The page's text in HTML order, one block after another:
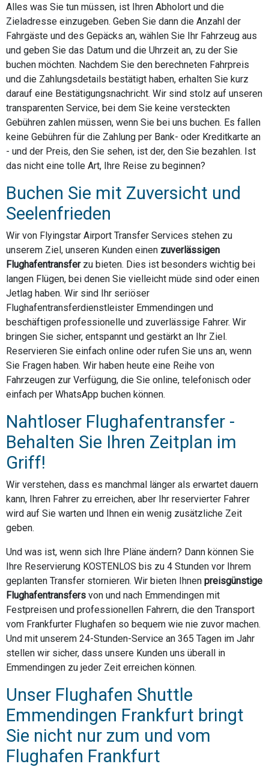
Alles was Sie tun müssen, ist Ihren Abholort und die
Zieladresse einzugeben. Geben Sie dann die Anzahl der
Fahrgäste und des Gepäcks an, wählen Sie Ihr Fahrzeug aus
und geben Sie das Datum und die Uhrzeit an, zu der Sie
buchen möchten. Nachdem Sie den berechneten Fahrpreis
und die Zahlungsdetails bestätigt haben, erhalten Sie kurz
darauf eine Bestätigungsnachricht. Wir sind stolz auf unseren
transparenten Service, bei dem Sie keine versteckten
Gebühren zahlen müssen, wenn Sie bei uns buchen. Es fallen
keine Gebühren für die Zahlung per Bank- oder Kreditkarte an
- und der Preis, den Sie sehen, ist der, den Sie bezahlen. Ist
das nicht eine tolle Art, Ihre Reise zu beginnen?
Buchen Sie mit Zuversicht und
Seelenfrieden
Wir von Flyingstar Airport Transfer Services stehen zu
unserem Ziel, unseren Kunden einen zuverlässigen
Flughafentransferzu bieten. Dies ist besonders wichtig bei
langen Flügen, bei denen Sie vielleicht müde sind oder einen
Jetlag haben. Wir sind Ihr seriöser
Flughafentransferdienstleister Emmendingen und
beschäftigen professionelle und zuverlässige Fahrer. Wir
bringen Sie sicher, entspannt und gestärkt an Ihr Ziel.
Reservieren Sie einfach online oder rufen Sie uns an, wenn
Sie Fragen haben. Wir haben heute eine Reihe von
Fahrzeugen zur Verfügung, die Sie online, telefonisch oder
einfach per WhatsApp buchen können.
Nahtloser Flughafentransfer -
Behalten Sie Ihren Zeitplan im
Griff!
Wir verstehen, dass es manchmal länger als erwartet dauern
kann, Ihren Fahrer zu erreichen, aber Ihr reservierter Fahrer
wird auf Sie warten und Ihnen ein wenig zusätzliche Zeit
geben.
Und was ist, wenn sich Ihre Pläne ändern? Dann können Sie
Ihre Reservierung KOSTENLOS bis zu 4 Stunden vor Ihrem
geplanten Transfer stornieren. Wir bieten Ihnen preisgünstige
Flughafentransfers von und nach Emmendingen mit
Festpreisen und professionellen Fahrern, die den Transport
vom Frankfurter Flughafen so bequem wie nie zuvor machen.
Und mit unserem 24-Stunden-Service an 365 Tagen im Jahr
stellen wir sicher, dass unsere Kunden uns überall in
Emmendingen zu jeder Zeit erreichen können.
Unser Flughafen Shuttle
Emmendingen Frankfurt bringt
Sie nicht nur zum und vom
Flughafen Frankfurt